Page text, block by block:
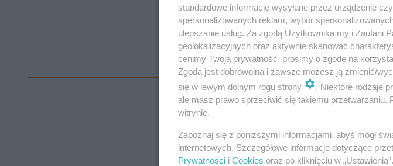
pic.twitter.com/mJ6aX49mTA
— 🌐 ᴛʜᴇᴘᴏʟᴀɴᴅɴᴇᴡs 🌐
November 6, 2023
ROZWIŃ
standardowe informacje wysyłane przez urządzenie
spersonalizowanych reklam, wybór
ulepszanie usług. Za zgodą Użytkownika my i Zaufani
geolokalizacyjnych oraz aktywnie skanować
cenimy Twoją prywatność, prosimy o zgodę na
Zgoda jest dobrowolna i zawsze możesz ją zmienić/
się w lewym dolnym rogu strony
. Niektóre rodzaje
ale masz prawo sprzeciwić się takiemu przetwarzaniu.
witrynie.
Zapoznaj się z poniższymi informacjami, abyś mógł
internetowych. Szczegółowe informacje dotyczące
Prywatności i Cookies oraz po kliknięciu w „Ustawienia”.